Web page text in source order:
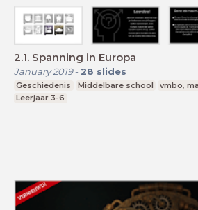
2.1. Spanning in Europa
January 2019- 28 slides
Geschiedenis Middelbare school
vmbo,
Leerjaar 3-6